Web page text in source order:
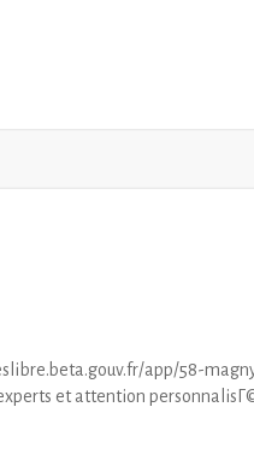
app/58-
et attention